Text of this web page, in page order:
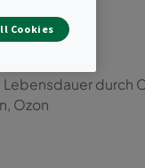
durch
Ozon
Cookies